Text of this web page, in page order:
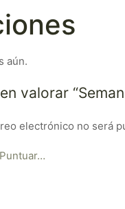
aún.
valorar
electrónico no será